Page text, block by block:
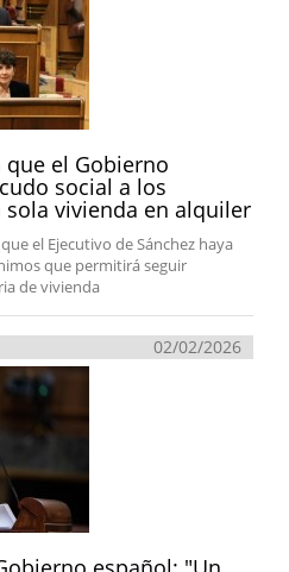
que el Gobierno
social a los
vivienda en alquiler
el Ejecutivo de Sánchez haya
que permitirá seguir
de vivienda
02/02/2026